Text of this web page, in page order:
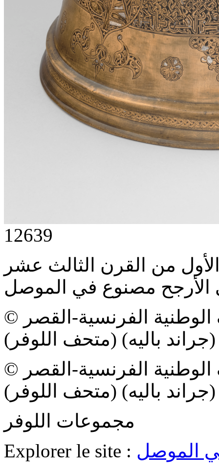
12639
من القرن الثالث عشر
© جان-جيل بيريزي / إتحاد المتاحف الوطنية الفرنسية-القصر
(جراند باليه) (متحف اللوفر)
© جان-جيل بيريزي / إتحاد المتاحف الوطنية الفرنسية-القصر
(جراند باليه) (متحف اللوفر)
مجموعات اللوفر
Explorer le site : الموصل